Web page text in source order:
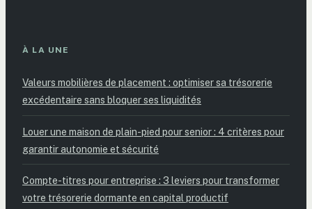
À LA UNE
Valeurs mobilières de placement : optimiser sa trésorerie
excédentaire sans bloquer ses liquidités
Louer une maison de plain-pied pour senior : 4 critères pour
garantir autonomie et sécurité
Compte-titres pour entreprise : 3 leviers pour transformer
votre trésorerie dormante en capital productif